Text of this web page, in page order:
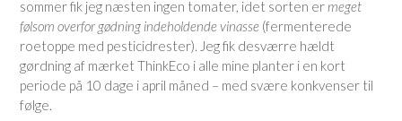
sommer fik jeg næsten ingen tomater, idet sorten er meget
følsom overfor gødning indeholdende vinasse (fermenterede
roetoppe med pesticidrester). Jeg fik desværre hældt
gørdning af mærket ThinkEco i alle mine planter i en kort
periode på 10 dage i april måned – med svære konkvenser til
følge.